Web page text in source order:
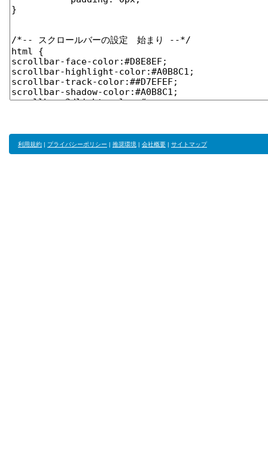
利用規約 | プライバシーポリシー | 推奨環境 | 会社概要 | サイトマップ